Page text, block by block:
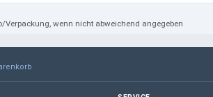
wenn nicht abweichend angegeben